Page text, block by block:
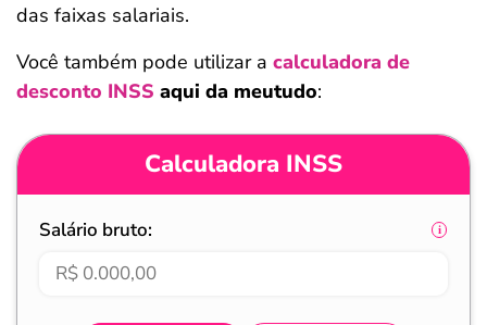
das faixas salariais.
Você também pode utilizar a calculadora de
desconto INSS aqui da meutudo:
Calculadora INSS
Salário bruto: